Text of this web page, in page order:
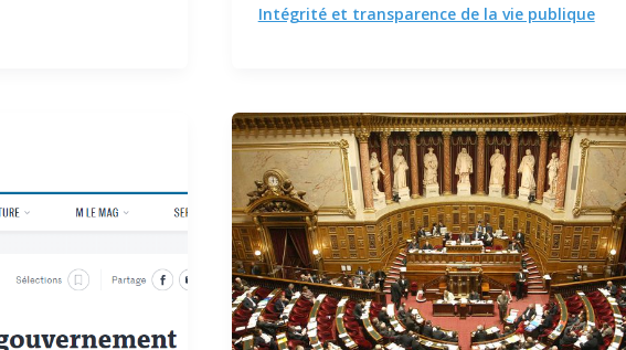
Intégrité et transparence de la vie publique